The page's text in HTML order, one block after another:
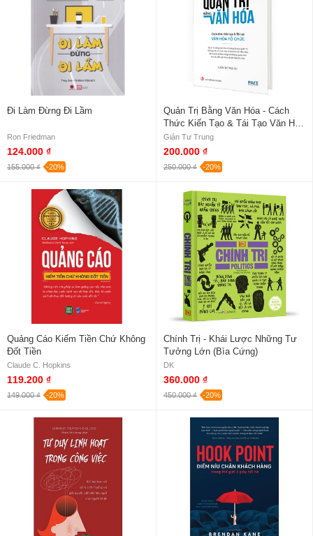
Đi Làm Đừng Đi Lầm
Ron Friedman
124.000 ₫
155.000 ₫ -20%
Quản Trị Bằng Văn Hóa - Cách
Thức Kiến Tạo & Tái Tạo Văn Hóa
Tổ Chức (Bìa Cứng)
Giản Tư Trung
200.000 ₫
250.000 ₫ -20%
Quảng Cáo Kiếm Tiền Chứ Không
Đốt Tiền
Claude C. Hopkins
119.200 ₫
149.000 ₫ -20%
Chính Trị - Khái Lược Những Tư
Tưởng Lớn (Bìa Cứng)
DK
360.000 ₫
450.000 ₫ -20%